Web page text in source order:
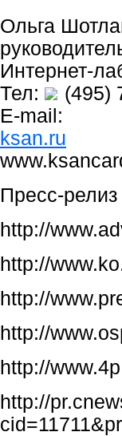
Ольга
Интернет-
Тел:
(495)
E-mail:
ksan.ru
Пресс-
http://
http://
http://
http://
http://
http://